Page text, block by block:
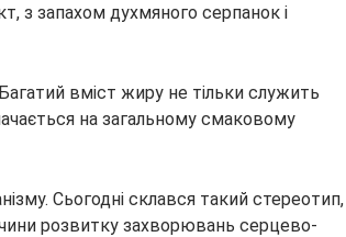
з запахом духмяного серпанок і
вміст жиру не тільки служить
на загальному смаковому
Сьогодні склався такий стереотип,
розвитку захворювань серцево-